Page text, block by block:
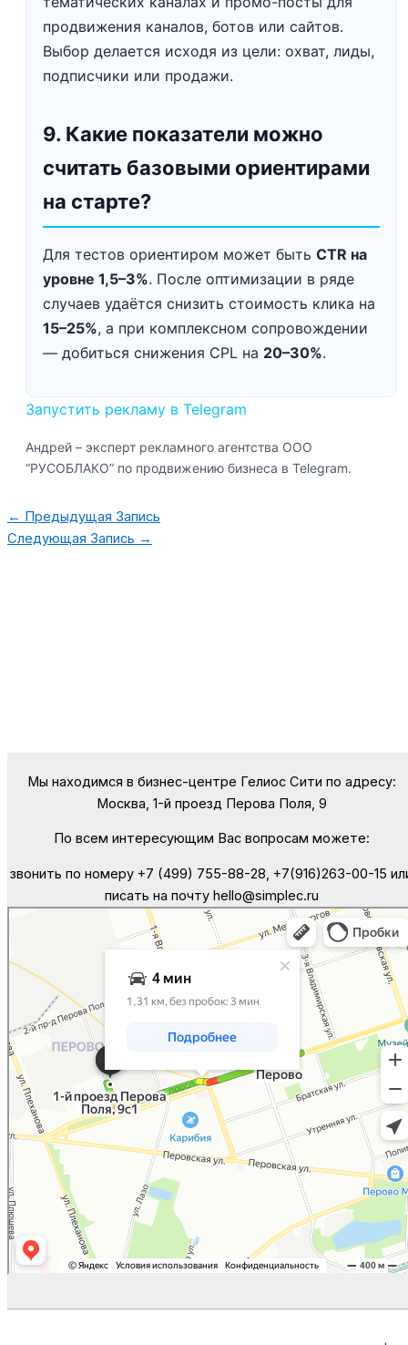
продвижения каналов, ботов или сайтов.
Выбор делается исходя из цели: охват, лиды,
подписчики или продажи.
9. Какие показатели можно
считать базовыми ориентирами
на старте?
Для тестов ориентиром может быть CTR на
уровне 1,5–3%. После оптимизации в ряде
случаев удаётся снизить стоимость клика на
15–25%, а при комплексном сопровождении
— добиться снижения CPL на 20–30%.
Запустить рекламу в Telegram
Андрей – эксперт рекламного агентства ООО
“РУСОБЛАКО” по продвижению бизнеса в Telegram.
← Предыдущая Запись
Следующая Запись →
Мы находимся в бизнес-центре Гелиос Сити по адресу:
Москва, 1-й проезд Перова Поля, 9
По всем интересующим Вас вопросам можете:
звонить по номеру +7 (499) 755-88-28, +7(916)263-00-15
писать на почту hello@simplec.ru